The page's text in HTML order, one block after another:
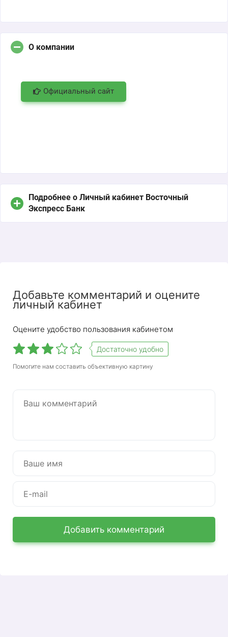
О компании
Официальный сайт
Подробнее о Личный кабинет Восточный
Экспресс Банк
С помощью удобного сервиса «Личный кабинет»
вы можете управлять своими финансами
остаток средств на лицевом счете, но и
оплачивать различные услуги, оплачивать
функциями для облегчения работы
Система «Личный кабинет» банка «Восточный
экспресс» плавно предоставляет всем
можете настроить сервис под индивидуальные
параметры так, как вам удобно. Высокий
Добавьте комментарий и оцените
личный кабинет
Оцените удобство пользования кабинетом
Достаточно удобно
Помогите нам составить объективную картину
Добавить комментарий